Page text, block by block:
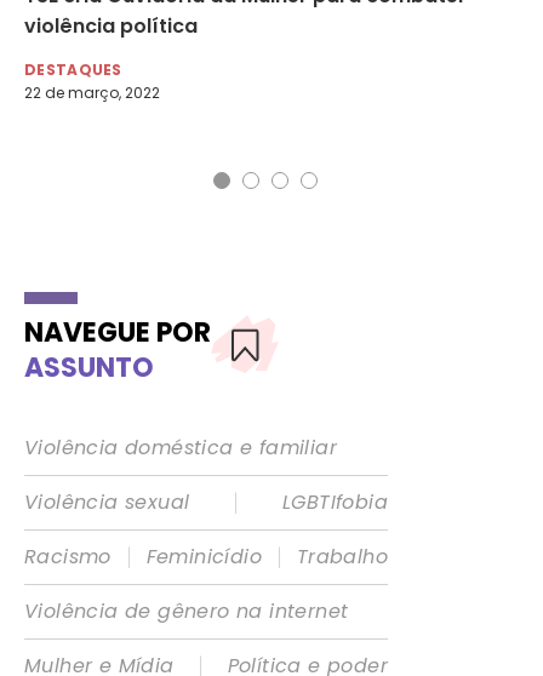
violência política
DESTAQUES
22 de março, 2022
NAVEGUE POR
ASSUNTO
Violência doméstica e familiar
Violência sexual
|
LGBTIfobia
Racismo
| Feminicídio |
Trabalho
Violência de gênero na internet
Mulher e Mídia
|
Política e poder